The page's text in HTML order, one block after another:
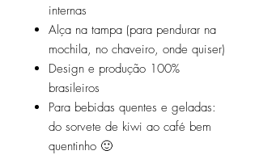
internas
Alça na tampa (para pendurar na
mochila, no chaveiro, onde quiser)
Design e produção 100%
brasileiros
Para bebidas quentes e geladas:
do sorvete de kiwi ao café bem
quentinho 🙂